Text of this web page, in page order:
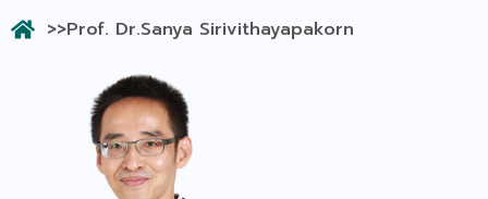
>>Prof. Dr.Sanya Sirivithayapakorn